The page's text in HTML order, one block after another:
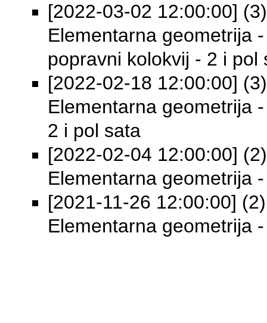
[2022-03-02 12:00:00]
Elementarna geometrija
popravni kolokvij - 2 i pol
[2022-02-18 12:00:00]
Elementarna geometrija
2 i pol sata
[2022-02-04 12:00:00]
Elementarna geometrija
[2021-11-26 12:00:00]
Elementarna geometrija